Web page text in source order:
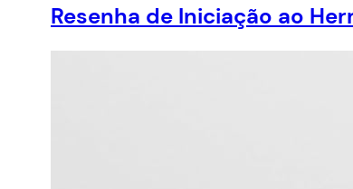
Resenha de Iniciação ao